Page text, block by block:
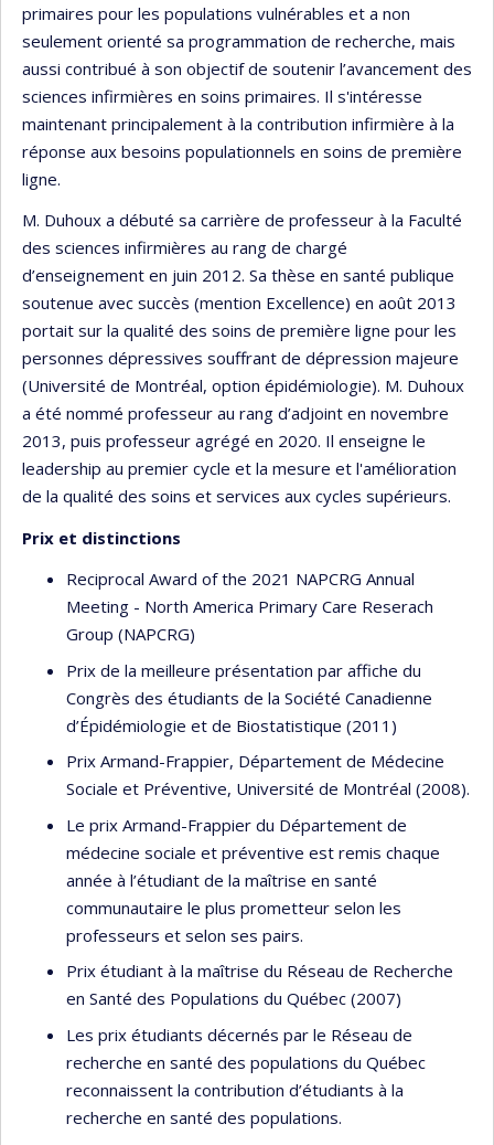
primaires pour les populations vulnérables et a non
seulement orienté sa programmation de recherche, mais
aussi contribué à son objectif de soutenir l’avancement des
sciences infirmières en soins primaires. Il s'intéresse
maintenant principalement à la contribution infirmière à la
réponse aux besoins populationnels en soins de première
ligne.
M. Duhoux a débuté sa carrière de professeur à la Faculté
des sciences infirmières au rang de chargé
d’enseignement en juin 2012. Sa thèse en santé publique
soutenue avec succès (mention Excellence) en août 2013
portait sur la qualité des soins de première ligne pour les
personnes dépressives souffrant de dépression majeure
(Université de Montréal, option épidémiologie). M. Duhoux
a été nommé professeur au rang d’adjoint en novembre
2013, puis professeur agrégé en 2020. Il enseigne le
leadership au premier cycle et la mesure et l'amélioration
de la qualité des soins et services aux cycles supérieurs.
Prix et distinctions
Reciprocal Award of the 2021 NAPCRG Annual
Meeting - North America Primary Care Reserach
Group (NAPCRG)
Prix de la meilleure présentation par affiche du
Congrès des étudiants de la Société Canadienne
d’Épidémiologie et de Biostatistique (2011)
Prix Armand-Frappier, Département de Médecine
Sociale et Préventive, Université de Montréal (2008).
Le prix Armand-Frappier du Département de
médecine sociale et préventive est remis chaque
année à l’étudiant de la maîtrise en santé
communautaire le plus prometteur selon les
professeurs et selon ses pairs.
Prix étudiant à la maîtrise du Réseau de Recherche
en Santé des Populations du Québec (2007)
Les prix étudiants décernés par le Réseau de
recherche en santé des populations du Québec
reconnaissent la contribution d’étudiants à la
recherche en santé des populations.